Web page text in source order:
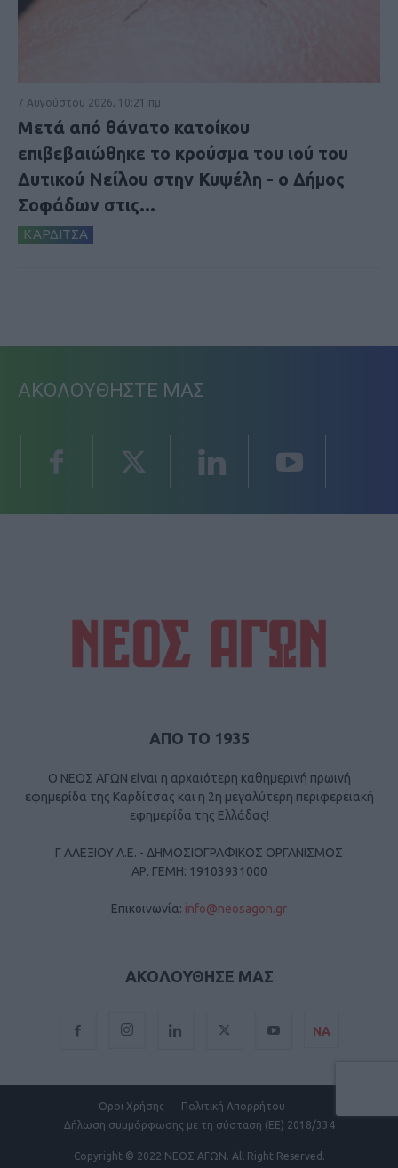
7 Αυγούστου 2026, 10:21 πμ
Μετά από θάνατο κατοίκου
επιβεβαιώθηκε το κρούσμα του ιού του
Δυτικού Νείλου στην Κυψέλη - ο Δήμος
Σοφάδων στις...
ΚΑΡΔΙΤΣΑ
ΑΚΟΛΟΥΘΗΣΤΕ ΜΑΣ
ΑΠΟ ΤΟ 1935
Ο ΝΕΟΣ ΑΓΩΝ είναι η αρχαιότερη καθημερινή πρωινή
εφημερίδα της Καρδίτσας και η 2η μεγαλύτερη περιφερειακή
εφημερίδα της Ελλάδας!
Γ ΑΛΕΞΙΟΥ Α.Ε. - ΔΗΜΟΣΙΟΓΡΑΦΙΚΟΣ ΟΡΓΑΝΙΣΜΟΣ
ΑΡ. ΓΕΜΗ: 19103931000
Επικοινωνία: info@neosagon.gr
ΑΚΟΛΟΥΘΗΣΕ ΜΑΣ
ΝΑ
Όροι Χρήσης
Πολιτική Απορρήτου
Δήλωση συμμόρφωσης με τη σύσταση (ΕΕ) 2018/334
Copyright © 2022 ΝΕΟΣ ΑΓΩΝ. All Right Reserved.